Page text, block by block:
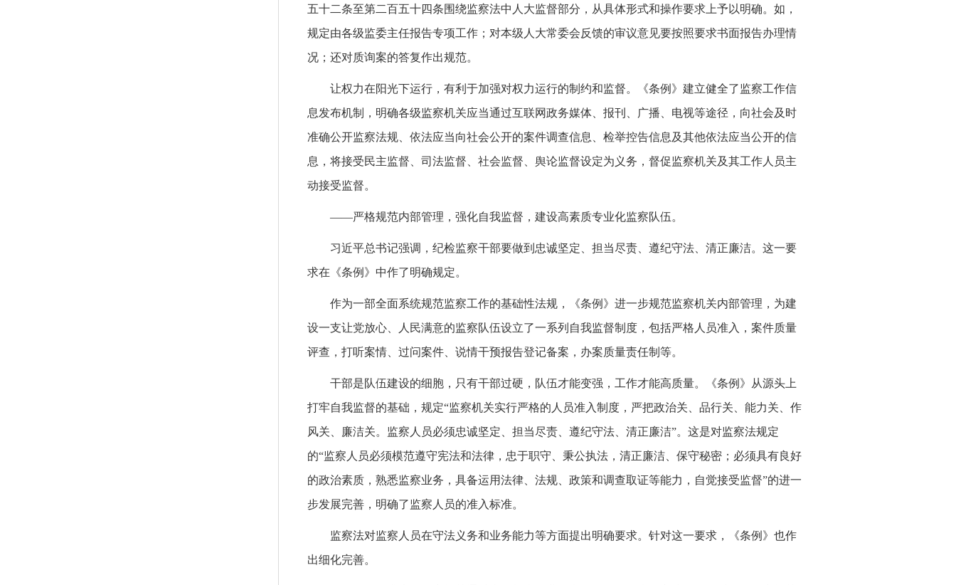
五十二条至第二百五十四条围绕监察法中人大监督部分，从具体形式和操作要求上予以明确。如，
规定由各级监委主任报告专项工作；对本级人大常委会反馈的审议意见要按照要求书面报告办理情
况；还对质询案的答复作出规范。
让权力在阳光下运行，有利于加强对权力运行的制约和监督。《条例》建立健全了监察工作信
息发布机制，明确各级监察机关应当通过互联网政务媒体、报刊、广播、电视等途径，向社会及时
准确公开监察法规、依法应当向社会公开的案件调查信息、检举控告信息及其他依法应当公开的信
息，将接受民主监督、司法监督、社会监督、舆论监督设定为义务，督促监察机关及其工作人员主
动接受监督。
——严格规范内部管理，强化自我监督，建设高素质专业化监察队伍。
习近平总书记强调，纪检监察干部要做到忠诚坚定、担当尽责、遵纪守法、清正廉洁。这一要
求在《条例》中作了明确规定。
作为一部全面系统规范监察工作的基础性法规，《条例》进一步规范监察机关内部管理，为建
设一支让党放心、人民满意的监察队伍设立了一系列自我监督制度，包括严格人员准入，案件质量
评查，打听案情、过问案件、说情干预报告登记备案，办案质量责任制等。
干部是队伍建设的细胞，只有干部过硬，队伍才能变强，工作才能高质量。《条例》从源头上
打牢自我监督的基础，规定“监察机关实行严格的人员准入制度，严把政治关、品行关、能力关、作
风关、廉洁关。监察人员必须忠诚坚定、担当尽责、遵纪守法、清正廉洁”。这是对监察法规定
的“监察人员必须模范遵守宪法和法律，忠于职守、秉公执法，清正廉洁、保守秘密；必须具有良好
的政治素质，熟悉监察业务，具备运用法律、法规、政策和调查取证等能力，自觉接受监督”的进一
步发展完善，明确了监察人员的准入标准。
监察法对监察人员在守法义务和业务能力等方面提出明确要求。针对这一要求，《条例》也作
出细化完善。